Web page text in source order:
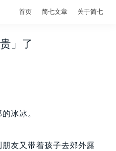
首页 简七文章 关于简七
」了
冰冰。
友又带着孩子去郊外露